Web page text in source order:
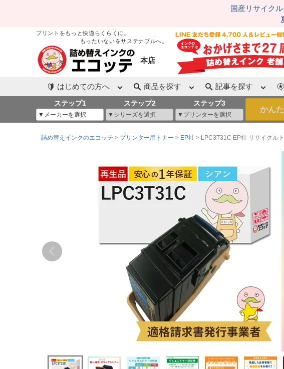
国産リサイク
プリントをもっと快適らくらくに。
もったいないをサステナブルへ。
本店
はじめての方へ 商品を探す 記事を探す
ステップ1 ステップ2 ステップ3
詰め替えインクのエコッテ プリンター用トナー EP社 LPC3T31C EP社 リサイクル